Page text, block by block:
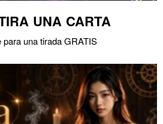
UNA CARTA
para una tirada GRATIS